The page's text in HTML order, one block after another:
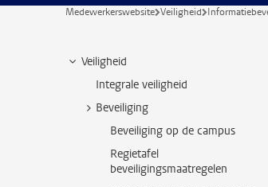
Medewerkerswebsite Veiligheid
Veiligheid
Integrale veiligheid
Beveiliging
Beveiliging op de campus
Regietafel
beveiligingsmaatregelen